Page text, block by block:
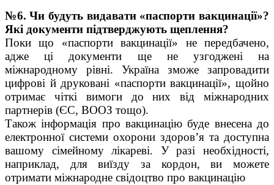
№6. Чи будуть видавати «паспорти вакцинації»?
Які документи підтверджують щеплення?
Поки що «паспорти вакцинації» не передбачено,
адже ці документи ще не узгоджені на
міжнародному рівні. Україна зможе запровадити
цифрові й друковані «паспорти вакцинації», щойно
отримає чіткі вимоги до них від міжнародних
партнерів (ЄС, ВООЗ тощо).
Також інформація про вакцинацію буде внесена до
електронної системи охорони здоров’я та доступна
вашому сімейному лікареві. У разі необхідності,
наприклад, для виїзду за кордон, ви можете
отримати міжнародне свідоцтво про вакцинацію